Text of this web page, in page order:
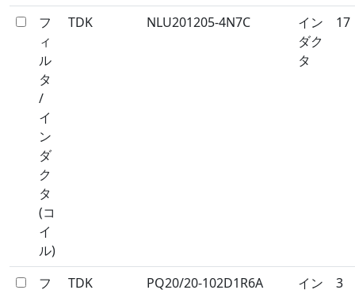
フ
ィ
ル
タ
/
イ
ン
ダ
ク
タ
(コ
イ
ル)
TDK NLU201205-4N7C
イン
ダク
タ
17
フ
TDK PQ20/20-102D1R6A
イン
3